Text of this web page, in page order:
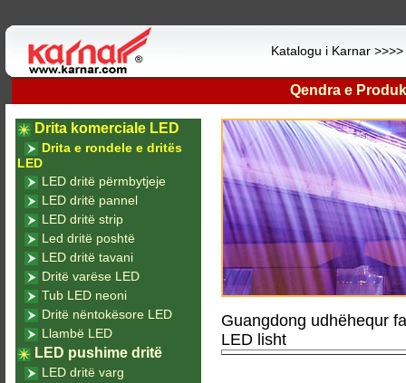
Katalogu i Karnar >>>>
Qendra e
Guangdong udhëhequr
LED lisht
Drita komerciale LED
Drita e rondele e dritës
LED
LED dritë përmbytjeje
LED dritë pannel
LED dritë strip
Led dritë poshtë
LED dritë tavani
Dritë varëse LED
Tub LED neoni
Dritë nëntokësore LED
Llambë LED
LED pushime dritë
LED dritë varg